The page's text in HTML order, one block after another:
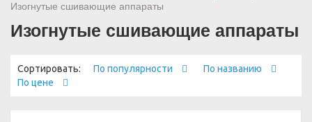
Изогнутые сшивающие аппараты
Изогнутые сшивающие аппараты
Сортировать: По популярности
По названию
По цене